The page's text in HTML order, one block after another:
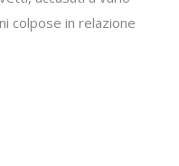
colpose in relazione